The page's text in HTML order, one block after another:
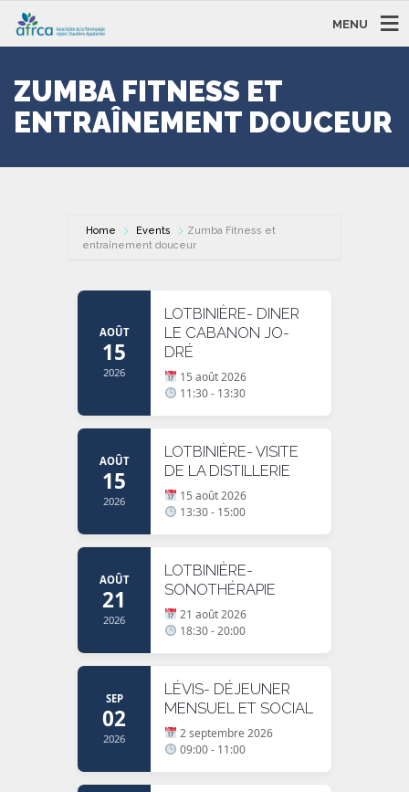
MENU
ZUMBA FITNESS ET
ENTRAÎNEMENT DOUCEUR
Home Events
Zumba Fitness et
entraînement douceur
AOÛT
15
2026
LOTBINIÈRE- DINER
LE CABANON JO-
DRÉ
15 août 2026
11:30 - 13:30
AOÛT
15
2026
LOTBINIÈRE- VISITE
DE LA DISTILLERIE
15 août 2026
13:30 - 15:00
AOÛT
21
2026
LOTBINIÈRE-
SONOTHÉRAPIE
21 août 2026
18:30 - 20:00
SEP
02
2026
LÉVIS- DÉJEUNER
MENSUEL ET SOCIAL
2 septembre 2026
09:00 - 11:00